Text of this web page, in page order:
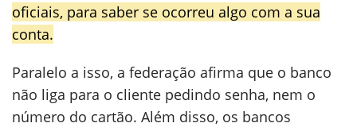
oficiais, para saber se ocorreu algo com a sua
conta.
Paralelo a isso, a federação afirma que o banco
não liga para o cliente pedindo senha, nem o
número do cartão. Além disso, os bancos